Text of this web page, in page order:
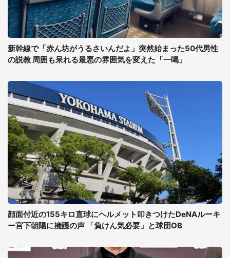
新幹線で「赤ん坊がうるさいんだよ」突然始まった50代男性
の説教 周囲も呆れる最悪の雰囲気を変えた「一喝」
顔面付近の155キロ直球にヘルメット叩きつけたDeNAルーキ
ー宮下朝陽に擁護の声 「負けん気必要」と球団OB